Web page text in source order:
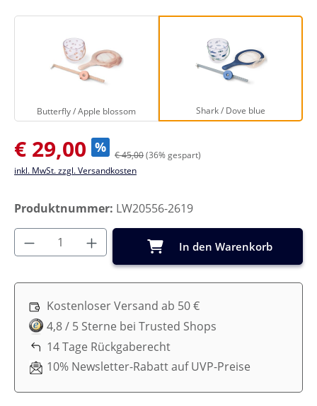
Butterfly / Apple blossom
Butterfly / Apple blossom
Shark / Dove blue
Shark / Dove blue
Verkaufspreis:
€ 29,00 % € 45,00(36% gespart)
inkl. MwSt. zzgl. Versandkosten
Produktnummer: LW20556-2619
Produkt Anzahl: Gib den gewünschten
In den Warenkorb
Kostenloser Versand ab 50 €
4,8 / 5 Sterne bei Trusted Shops
14 Tage Rückgaberecht
10% Newsletter-Rabatt auf UVP-Preise